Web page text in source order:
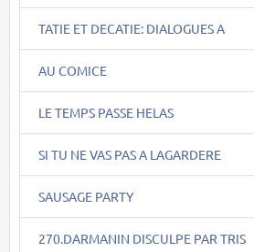
TATIE ET DECATIE: DIALOGUES A
AU COMICE
LE TEMPS PASSE HELAS
SI TU NE VAS PAS A LAGARDERE
SAUSAGE PARTY
270.DARMANIN DISCULPE PAR TRIS